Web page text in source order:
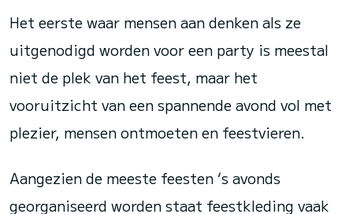
Het eerste waar mensen aan denken als ze
uitgenodigd worden voor een party is meestal
niet de plek van het feest, maar het
vooruitzicht van een spannende avond vol met
plezier, mensen ontmoeten en feestvieren.
Aangezien de meeste feesten ‘s avonds
georganiseerd worden staat feestkleding vaak